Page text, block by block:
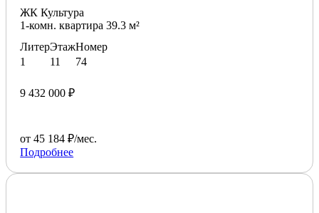
ЖК Культура
1-комн. квартира 39.3 м²
Литер
1
Этаж
11
Номер
74
9 432 000 ₽
от 45 184 ₽/мес.
Подробнее